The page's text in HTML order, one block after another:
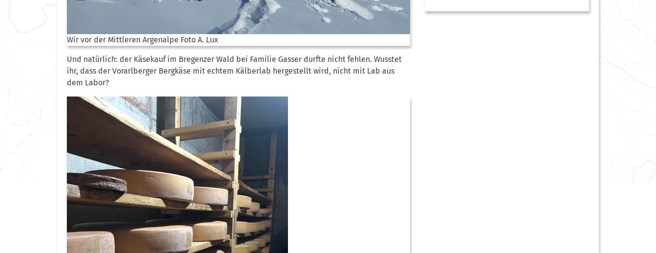
Wir vor der Mittleren Argenalpe Foto A. Lux
Und natürlich: der Käsekauf im Bregenzer Wald bei Familie Gasser durfte nicht fehlen. Wusstet
ihr, dass der Vorarlberger Bergkäse mit echtem Kälberlab hergestellt wird, nicht mit Lab aus
dem Labor?